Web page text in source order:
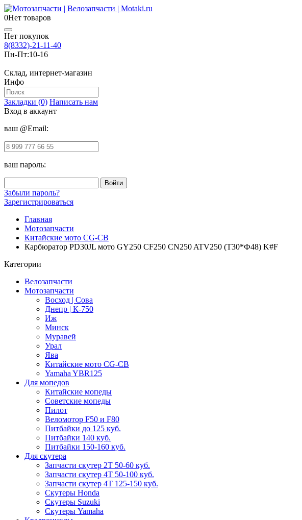
0Нет товаров
Нет покупок
8(8332)-21-11-40
Пн-Пт:10-16
Склад, интернет-магазин
Инфо
Закладки (0) Написать нам
Вход в аккаунт
ваш @Email:
ваш пароль:
Забыли пароль?
Зарегистрироваться
Главная
Мотозапчасти
Китайские мото CG-CB
Карбюратор PD30JL мото GY250 CF250 CN250 ATV250 (Т30*Ф48) K#F
Категории
Велозапчасти
Мотозапчасти
Восход | Сова
Днепр | К-750
Иж
Минск
Муравей
Урал
Ява
Китайские мото CG-CB
Yamaha YBR125
Для мопедов
Китайские мопеды
Советские мопеды
Пилот
Веломотор F50 и F80
Питбайки до 125 куб.
Питбайки 140 куб.
Питбайки 150-160 куб.
Для скутера
Запчасти скутер 2Т 50-60 куб.
Запчасти скутер 4Т 50-100 куб.
Запчасти скутер 4Т 125-150 куб.
Скутеры Honda
Скутеры Suzuki
Скутеры Yamaha